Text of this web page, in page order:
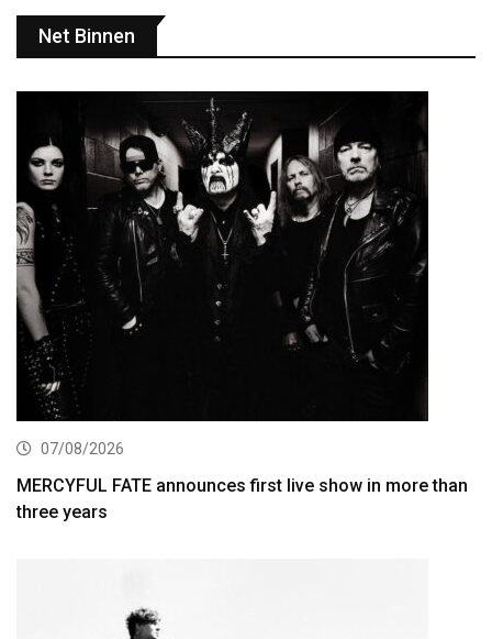
Net Binnen
07/08/2026
MERCYFUL FATE announces first live show in more than
three years